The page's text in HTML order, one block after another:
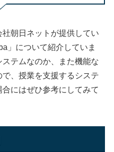
朝日ネットが提供してい
」について紹介していま
テムなのか、また機能な
、授業を支援するシステ
にはぜひ参考にしてみて